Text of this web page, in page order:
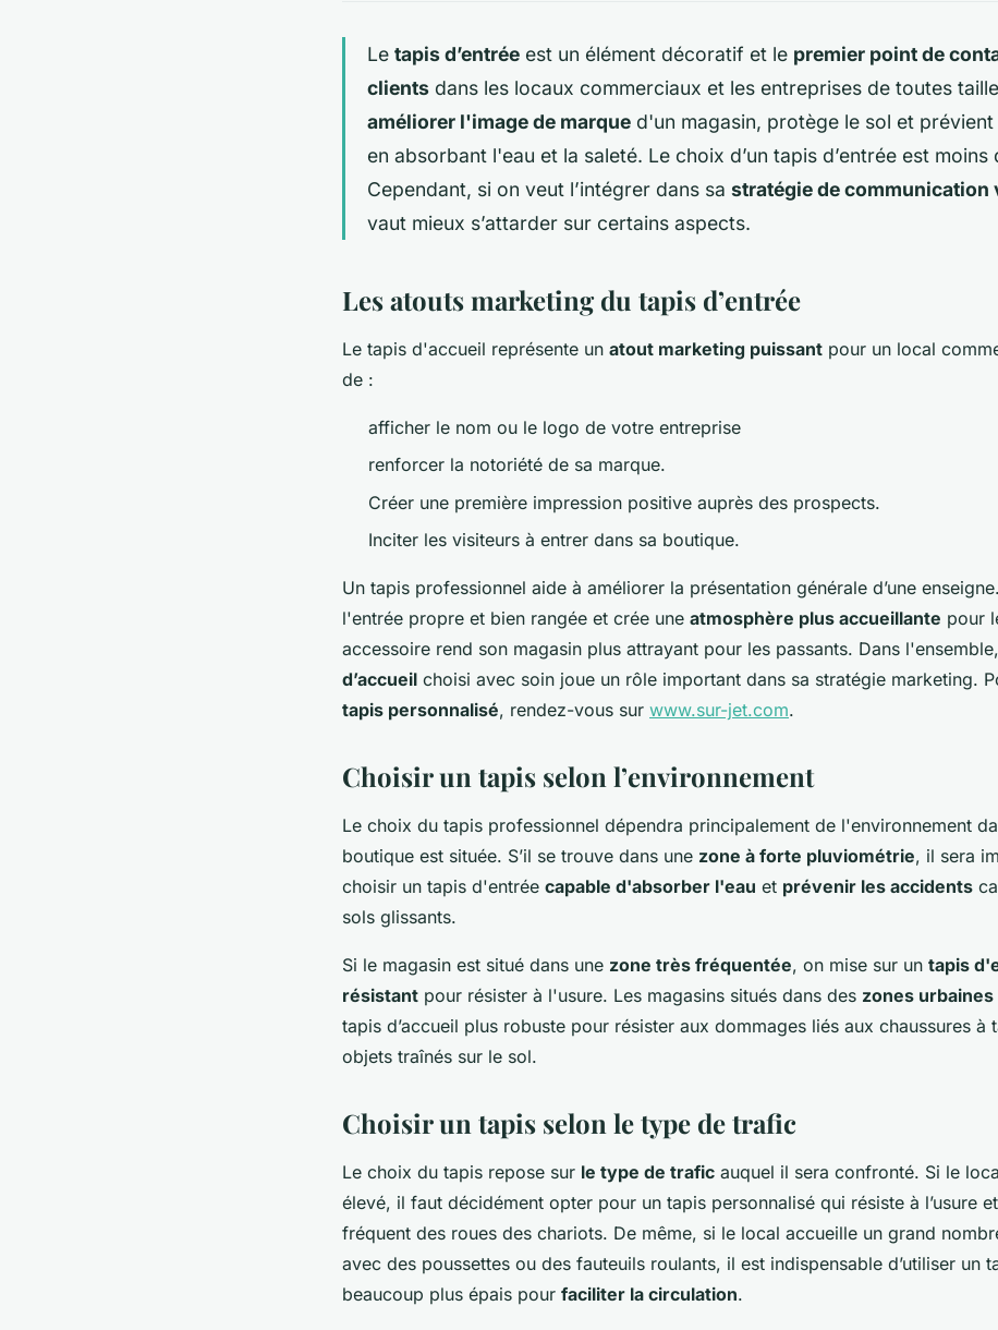
Le tapis d’entrée est un élément décoratif et le premier point de
clients dans les locaux commerciaux et les entreprises de toutes
améliorer l'image de marque d'un magasin, protège le sol et
en absorbant l'eau et la saleté. Le choix d’un tapis d’entrée est moins
Cependant, si on veut l’intégrer dans sa stratégie de communication
vaut mieux s’attarder sur certains aspects.
Les atouts marketing du tapis d’entrée
Le tapis d'accueil représente un atout marketing puissant pour un local
de :
afficher le nom ou le logo de votre entreprise
renforcer la notoriété de sa marque.
Créer une première impression positive auprès des prospects.
Inciter les visiteurs à entrer dans sa boutique.
Un tapis professionnel aide à améliorer la présentation générale d’une
l'entrée propre et bien rangée et crée une atmosphère plus accueillante pour
accessoire rend son magasin plus attrayant pour les passants. Dans
d’accueil choisi avec soin joue un rôle important dans sa stratégie marketing.
tapis personnalisé, rendez-vous sur www.sur-jet.com.
Choisir un tapis selon l’environnement
Le choix du tapis professionnel dépendra principalement de l'environnement
boutique est située. S’il se trouve dans une zone à forte pluviométrie, il sera
choisir un tapis d'entrée capable d'absorber l'eau et prévenir les accidents
sols glissants.
Si le magasin est situé dans une zone très fréquentée, on mise sur un tapis
résistant pour résister à l'usure. Les magasins situés dans des zones urbaines
tapis d’accueil plus robuste pour résister aux dommages liés aux chaussures à
objets traînés sur le sol.
Choisir un tapis selon le type de trafic
Le choix du tapis repose sur le type de trafic auquel il sera confronté. Si le
élevé, il faut décidément opter pour un tapis personnalisé qui résiste à l’usure
fréquent des roues des chariots. De même, si le local accueille un grand
avec des poussettes ou des fauteuils roulants, il est indispensable d’utiliser un
beaucoup plus épais pour faciliter la circulation.